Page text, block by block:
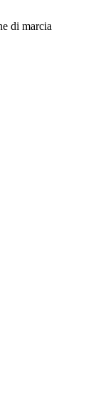
di marcia